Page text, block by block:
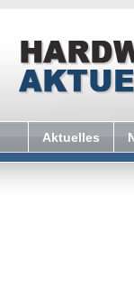
Aktuelles